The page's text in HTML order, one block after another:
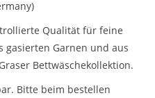
Qualität für feine
gasierten Garnen und aus
Bettwäschekollektion.
Bitte beim bestellen